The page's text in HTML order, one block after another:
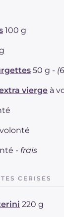
100 g
50 g -
vierge à
- frais
CERISES
220 g